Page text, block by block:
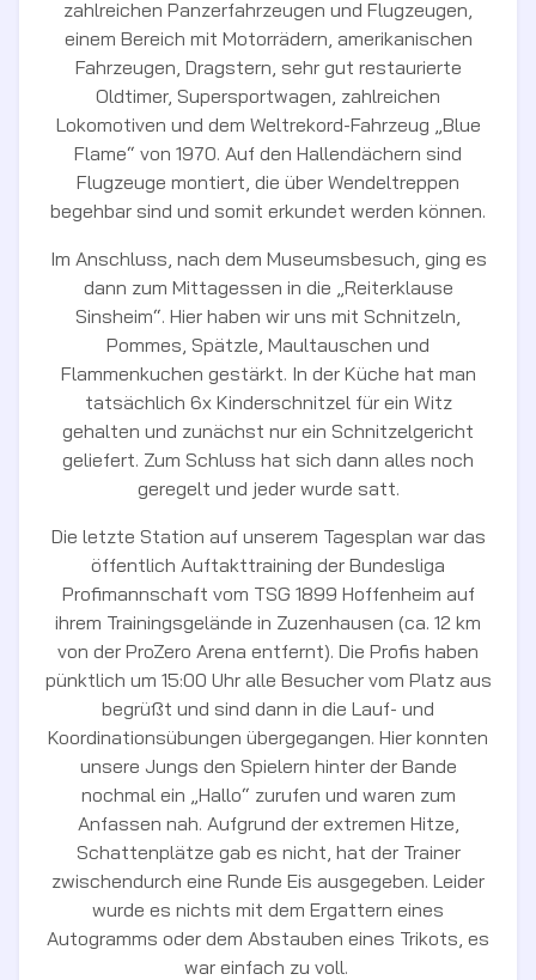
zahlreichen Panzerfahrzeugen und Flugzeugen,
einem Bereich mit Motorrädern, amerikanischen
Fahrzeugen, Dragstern, sehr gut restaurierte
Oldtimer, Supersportwagen, zahlreichen
Lokomotiven und dem Weltrekord-Fahrzeug „Blue
Flame“ von 1970. Auf den Hallendächern sind
Flugzeuge montiert, die über Wendeltreppen
begehbar sind und somit erkundet werden können.
Im Anschluss, nach dem Museumsbesuch, ging es
dann zum Mittagessen in die „Reiterklause
Sinsheim“. Hier haben wir uns mit Schnitzeln,
Pommes, Spätzle, Maultauschen und
Flammenkuchen gestärkt. In der Küche hat man
tatsächlich 6x Kinderschnitzel für ein Witz
gehalten und zunächst nur ein Schnitzelgericht
geliefert. Zum Schluss hat sich dann alles noch
geregelt und jeder wurde satt.
Die letzte Station auf unserem Tagesplan war das
öffentlich Auftakttraining der Bundesliga
Profimannschaft vom TSG 1899 Hoffenheim auf
ihrem Trainingsgelände in Zuzenhausen (ca. 12 km
von der ProZero Arena entfernt). Die Profis haben
pünktlich um 15:00 Uhr alle Besucher vom Platz aus
begrüßt und sind dann in die Lauf- und
Koordinationsübungen übergegangen. Hier konnten
unsere Jungs den Spielern hinter der Bande
nochmal ein „Hallo“ zurufen und waren zum
Anfassen nah. Aufgrund der extremen Hitze,
Schattenplätze gab es nicht, hat der Trainer
zwischendurch eine Runde Eis ausgegeben. Leider
wurde es nichts mit dem Ergattern eines
Autogramms oder dem Abstauben eines Trikots, es
war einfach zu voll.